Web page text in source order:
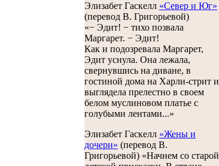
Элизабет Гаскелл «Север и Юг»
(перевод В. Григорьевой)
«− Эдит! − тихо позвала
Маргарет. − Эдит!
Как и подозревала Маргарет,
Эдит уснула. Она лежала,
свернувшись на диване, в
гостиной дома на Харли-стрит и
выглядела прелестно в своем
белом муслиновом платье с
голубыми лентами...»
Элизабет Гаскелл «Жены и
дочери» (перевод В.
Григорьевой) «Начнем со старой